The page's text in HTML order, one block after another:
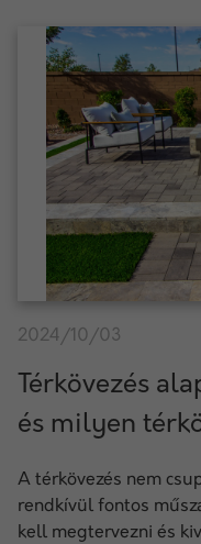
2024/10/03
Térkövezés
és milyen
A térkövezés nem
rendkívül fontos
kell megtervezni és